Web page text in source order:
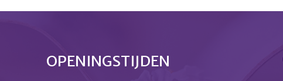
OPENINGSTIJDEN